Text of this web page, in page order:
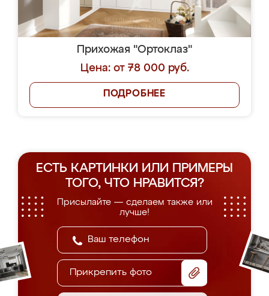
Прихожая "Ортоклаз"
Цена: от 78 000 руб.
ПОДРОБНЕЕ
ЕСТЬ КАРТИНКИ ИЛИ ПРИМЕРЫ
ТОГО, ЧТО НРАВИТСЯ?
Присылайте — сделаем также или
лучше!
Прикрепить фото